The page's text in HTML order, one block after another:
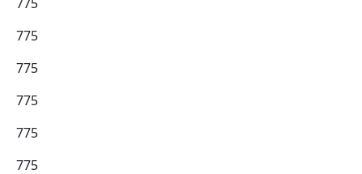
775
775
775
775
775